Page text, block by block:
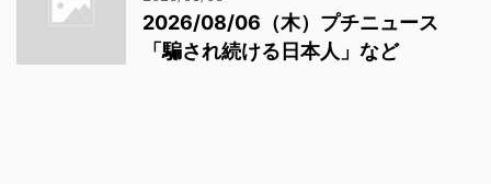
2026/08/06（木）プチニュース
「騙され続ける日本人」など